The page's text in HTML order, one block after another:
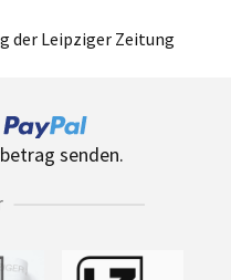
der Leipziger Zeitung
senden.